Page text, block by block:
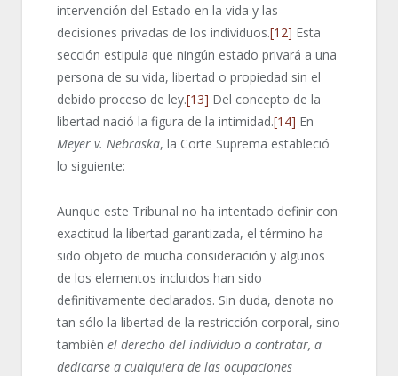
intervención del Estado en la vida y las
decisiones privadas de los individuos.[12] Esta
sección estipula que ningún estado privará a una
persona de su vida, libertad o propiedad sin el
debido proceso de ley.[13] Del concepto de la
libertad nació la figura de la intimidad.[14] En
Meyer v. Nebraska, la Corte Suprema estableció
lo siguiente:
Aunque este Tribunal no ha intentado definir con
exactitud la libertad garantizada, el término ha
sido objeto de mucha consideración y algunos
de los elementos incluidos han sido
definitivamente declarados. Sin duda, denota no
tan sólo la libertad de la restricción corporal, sino
también el derecho del individuo a contratar, a
dedicarse a cualquiera de las ocupaciones